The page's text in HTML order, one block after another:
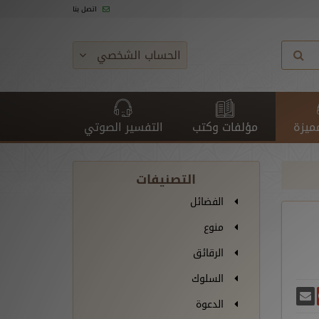
اتصل بنا
الحساب الشخصي
مؤلفات وكتب التفسير الصوتي
شارك على غوغل بلس
التصنيفات
الفضائل
منوع
الرقائق
السلوك
الدعوة